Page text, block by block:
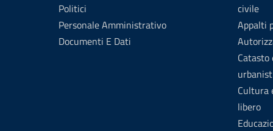
Politici
Personale Amministrativo
Documenti E Dati
civile
Appalti
Catasto
Cultura
libero